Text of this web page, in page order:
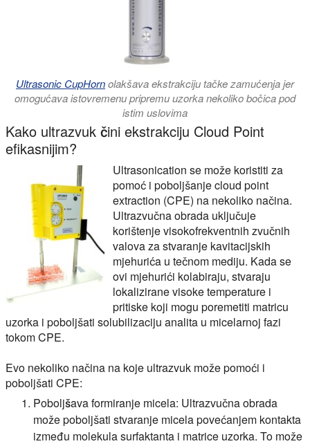
Ultrasonic CupHornolakšava ekstrakciju tačke zamućenja jer
omogućava istovremenu pripremu uzorka nekoliko bočica pod
istim uslovima
Kako ultrazvuk čini ekstrakciju Cloud Point
efikasnijim?
Ultrasonication se može koristiti za
pomoć i poboljšanjecloud point
extraction (CPE) na nekoliko načina.
Ultrazvučna obrada uključuje
korištenje visokofrekventnih zvučnih
valova za stvaranje kavitacijskih
mjehurića u tečnom mediju. Kada se
ovi mjehurići kolabiraju, stvaraju
lokalizirane visoke temperature i
pritiske koji mogu poremetiti matricu
uzorka i poboljšati solubilizaciju analita u micelarnoj fazi
tokom CPE.
Evo nekoliko načina na koje ultrazvuk može pomoći i
poboljšati CPE:
Poboljšava formiranje micela: Ultrazvučna obrada
može poboljšati stvaranje micela povećanjem kontakta
između molekula surfaktanta i matrice uzorka. To može